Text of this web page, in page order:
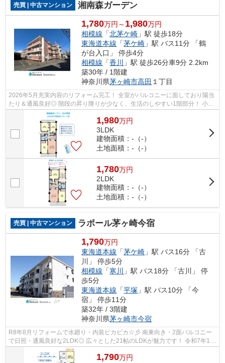
売買 | 中古マンション 湘南森ガーデン
1,780万円～ 1,980万円
相模線 「北茅ケ崎 」駅 徒歩18分
東海道本線 「茅ケ崎 」駅 バス11分 「鶴
が台入口」 停歩4分
相模線 「香川
」駅 徒歩26分車9分 2.2km
築30年 / 1階建
神奈川県茅ヶ崎市高田 １丁目
2026年5月充実内容のリフォーム完工！ 全室がバルコニーに面しており陽当
たり＆通風良好◎ 階段の昇り降りが少なく、生活のしやすい1階部分！ 小・
中学校が近く子育て世代にも嬉しい住...
1,980万円
3LDK
建物面積：-（-）
土地面積：-（-）
1,780万円
2LDK
建物面積：-（-）
土地面積：-（-）
売買 | 中古マンション ラポール茅ヶ崎今宿
1,790万円
東海道本線 「茅ケ崎 」駅 バス16分 「古
川」 停歩5分
相模線 「寒川
」駅 バス18分 「古川」 停
歩5分
東海道本線 「平塚 」駅 バス10分 「今
宿」 停歩11分
築32年 / 3階建
神奈川県茅ヶ崎市今宿
R8年8月リフォームで水廻り・内装ピカピカ☆彡 南東向き・2面バルコニー
で日照・通風良好な2LDK◎ 広々とした21帖のLDKが魅力です！ 令和7年12
月に大規模修繕工事が完了済みと安心です! ...
1,790万円